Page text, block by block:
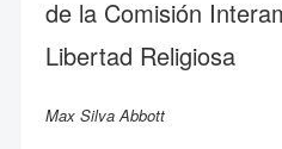
de la Comisión
Libertad Religiosa
Max Silva Abbott